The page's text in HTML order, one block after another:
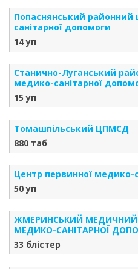
Попаснянський районний
санітарної допомоги
14 уп
Станично-Луганський
медико-санітарної
15 уп
Томашпільський ЦПМСД
880 таб
Центр первинної медико-
50 уп
ЖМЕРИНСЬКИЙ МЕДИЧНИЙ
МЕДИКО-САНІТАРНОЇ
33 блістер